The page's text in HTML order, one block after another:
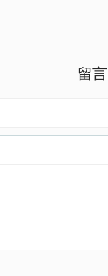
留言